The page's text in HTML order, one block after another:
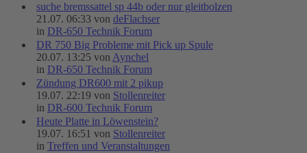
suche bremssattel sp 44b oder nur gleitbolzen
21.07. 06:33 von deFlachser
in DR-650 Technik Forum
DR 750 Big Probleme mit Pick up Spule
20.07. 13:25 vonAynchel
in DR-650 Technik Forum
Zündung DR600 mit 2 pikup
19.07. 22:19 von Stollenreiter
in DR-600 Technik Forum
Heute Platte in Löwenstein?
19.07. 16:51 von Stollenreiter
in Treffen und Veranstaltungen